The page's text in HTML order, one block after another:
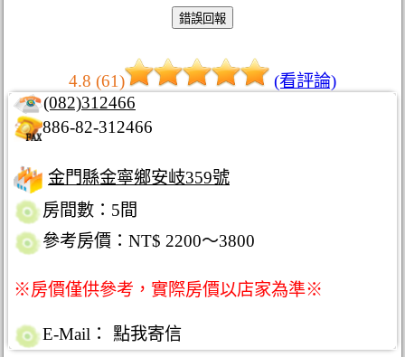
4.8 (61)
(看評論)
(082)312466
886-82-312466
金門縣金寧鄉安岐359號
房間數：5間
參考房價：NT$ 2200～3800
※房價僅供參考，實際房價以店家為準※
E-Mail： 點我寄信